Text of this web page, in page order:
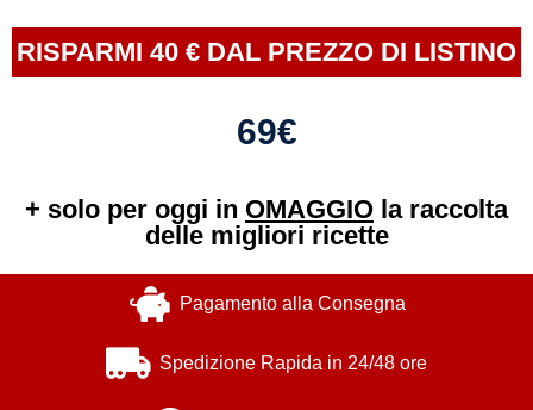
RISPARMI 40 € DAL PREZZO DI LISTINO
69€
+ solo per oggi in OMAGGIO la raccolta
delle migliori ricette
Pagamento alla Consegna
Spedizione Rapida in 24/48 ore